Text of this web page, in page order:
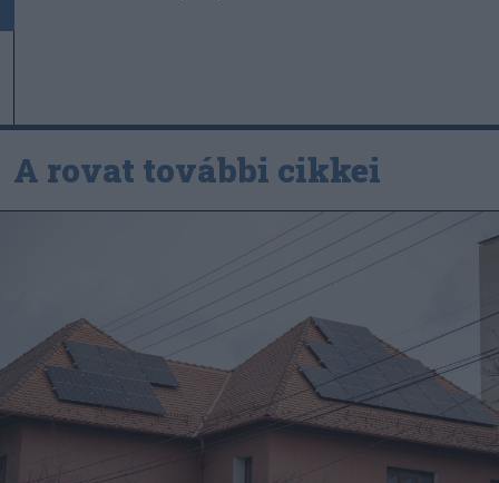
A rovat további cikkei